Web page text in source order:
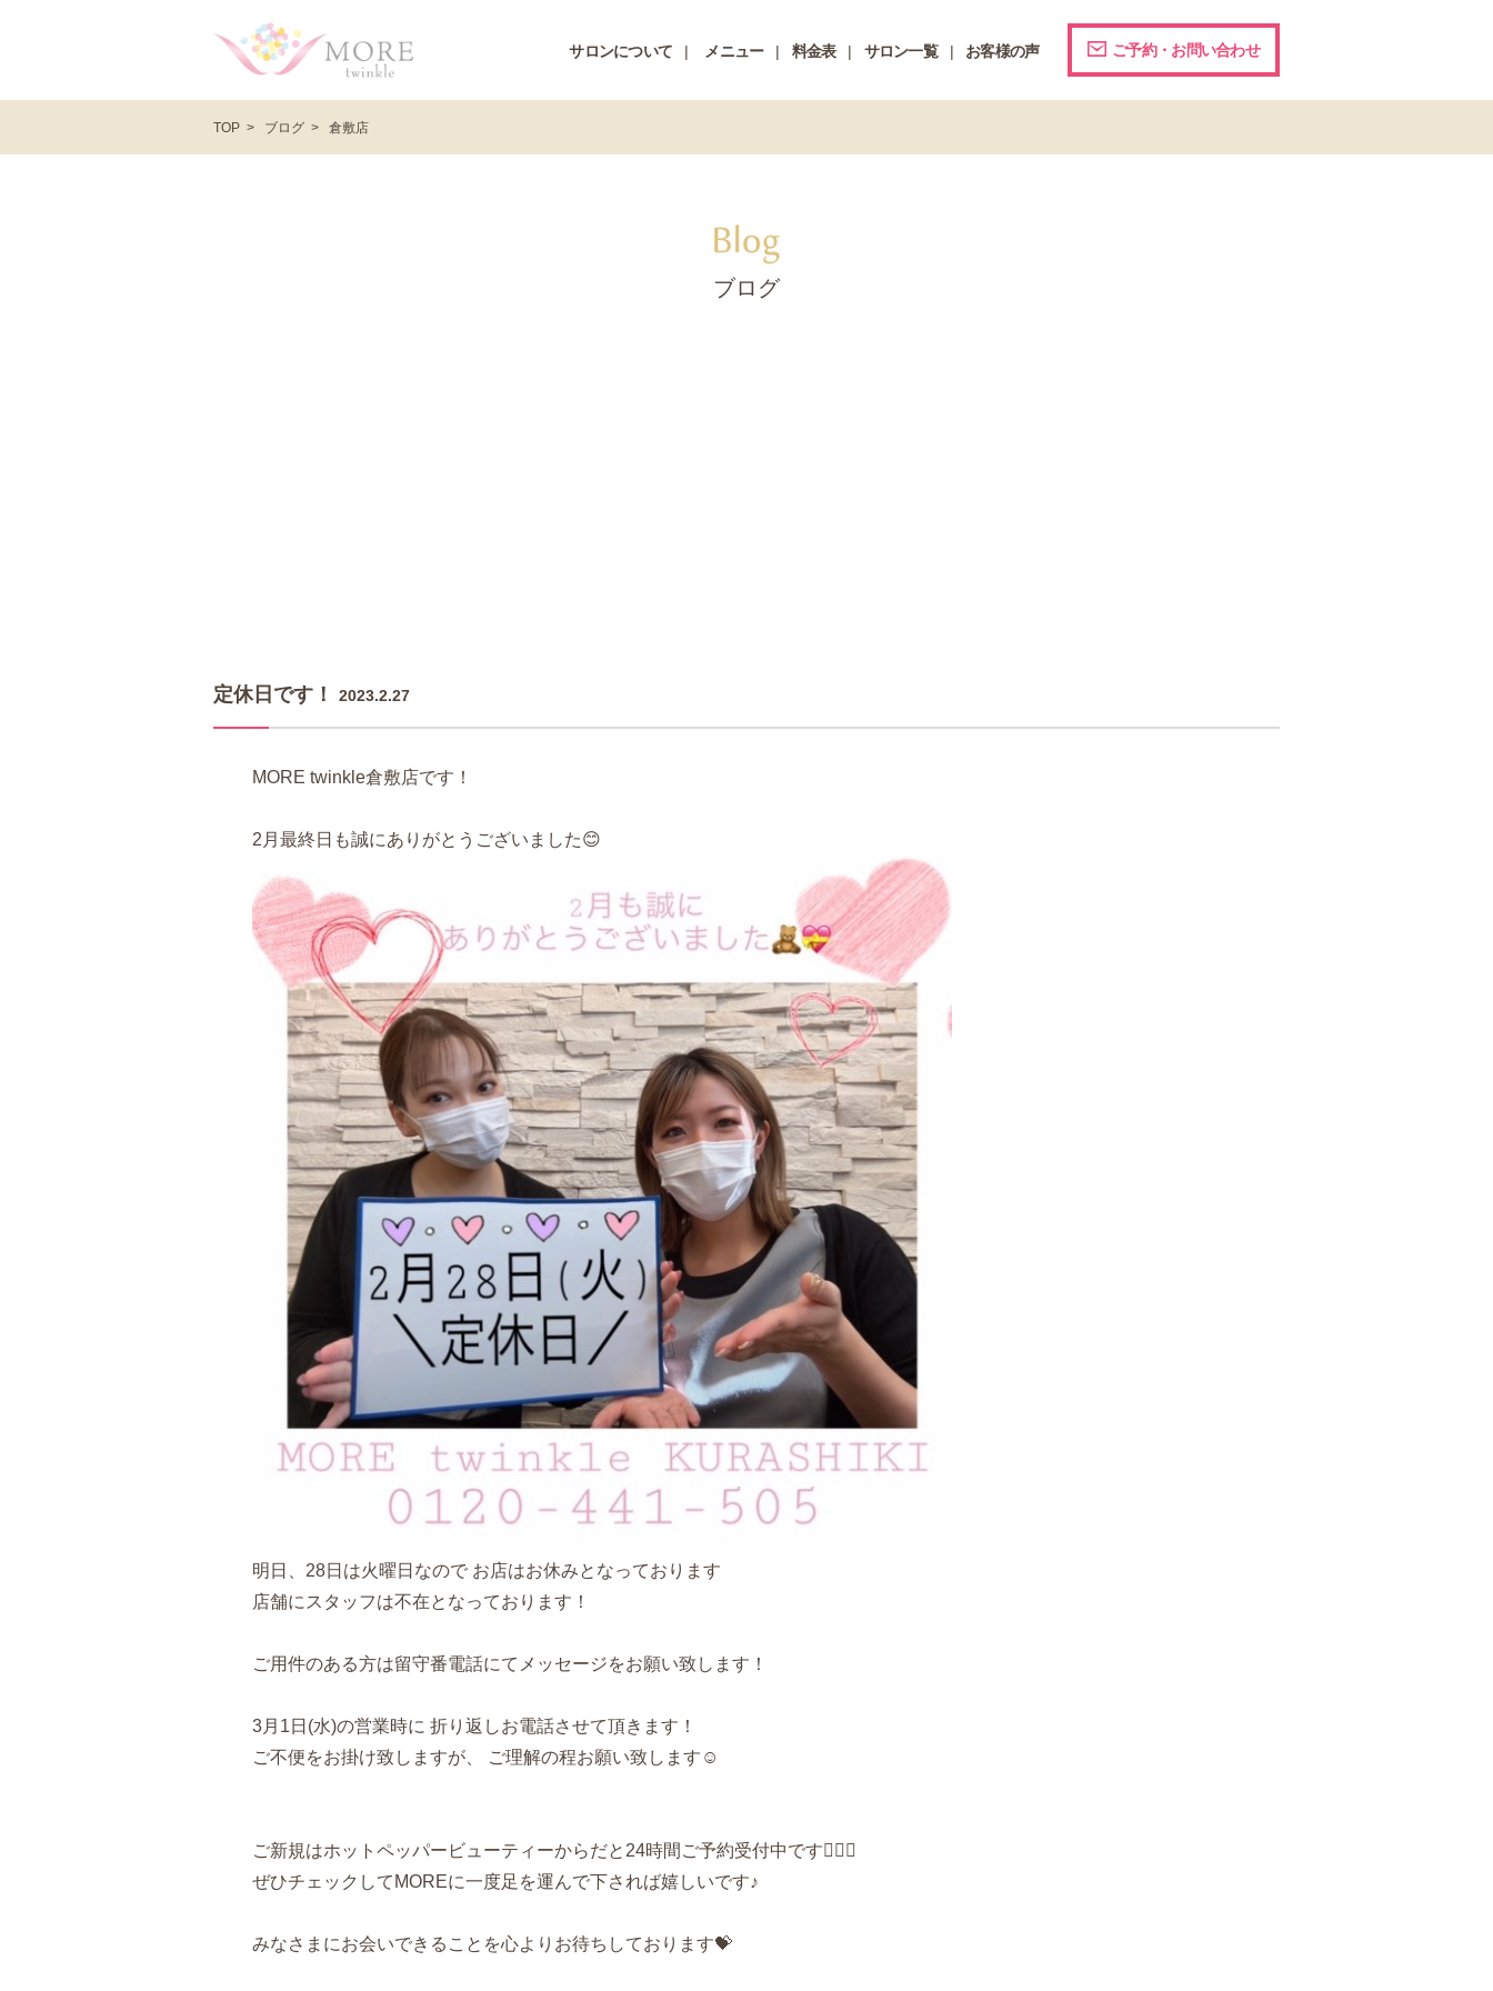
サロンについて メニュー 料金表 サロン一覧 お客様の声 ご予約・お問い合わせ
TOP ブログ 倉敷店
ブログ
定休日です！ 2023.2.27
MORE twinkle倉敷店です！
2月最終日も誠にありがとうございました😊
明日、28日は火曜日なので お店はお休みとなっております
店舗にスタッフは不在となっております！
ご用件のある方は留守番電話にてメッセージをお願い致します！
3月1日(水)の営業時に 折り返しお電話させて頂きます！
ご不便をお掛け致しますが、 ご理解の程お願い致します☺️
ご新規はホットペッパービューティーからだと24時間ご予約受付中です🙆🏻‍♀️
ぜひチェックしてMOREに一度足を運んで下されば嬉しいです♪
みなさまにお会いできることを心よりお待ちしております💝